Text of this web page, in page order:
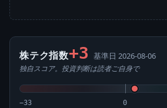
株テク指数+3 基準日 2026-08-06
独自スコア。投資判断は読者ご自身で
−33 0